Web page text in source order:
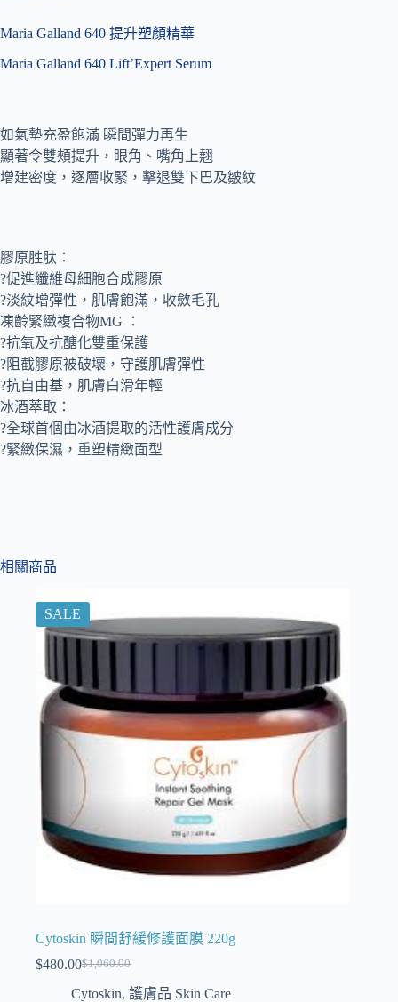
Maria Galland 640 提升塑顏精華
Maria Galland 640 Lift’Expert Serum
如氣墊充盈飽滿 瞬間彈力再生
顯著令雙頰提升，眼角、嘴角上翹
增建密度，逐層收緊，擊退雙下巴及皺紋
膠原胜肽：
?促進纖維母細胞合成膠原
?淡紋增彈性，肌膚飽滿，收斂毛孔
凍齡緊緻複合物MG ：
?抗氧及抗醣化雙重保護
?阻截膠原被破壞，守護肌膚彈性
?抗自由基，肌膚白滑年輕
冰酒萃取：
?全球首個由冰酒提取的活性護膚成分
?緊緻保濕，重塑精緻面型
相關商品
SALE
Cytoskin 瞬間舒緩修護面膜 220g
$1,060.00
$480.00
Cytoskin, 護膚品 Skin Care